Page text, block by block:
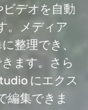
ビデオを自動
。メディア
整理でき、
ます。さら
にエクス
編集できま